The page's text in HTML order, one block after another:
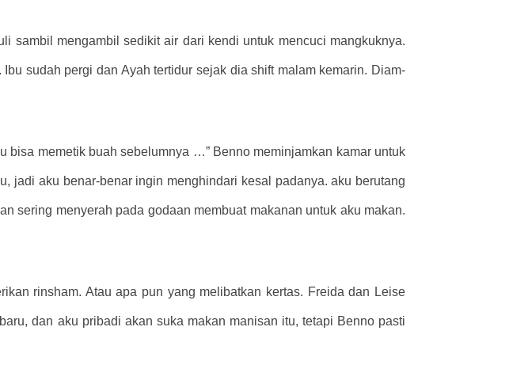
sambil mengambil sedikit air dari kendi untuk mencuci mangkuknya.
sudah pergi dan Ayah tertidur sejak dia shift malam kemarin. Diam-
bisa memetik buah sebelumnya …” Benno meminjamkan kamar untuk
jadi aku benar-benar ingin menghindari kesal padanya. aku berutang
sering menyerah pada godaan membuat makanan untuk aku makan.
rinsham. Atau apa pun yang melibatkan kertas. Freida dan Leise
dan aku pribadi akan suka makan manisan itu, tetapi Benno pasti